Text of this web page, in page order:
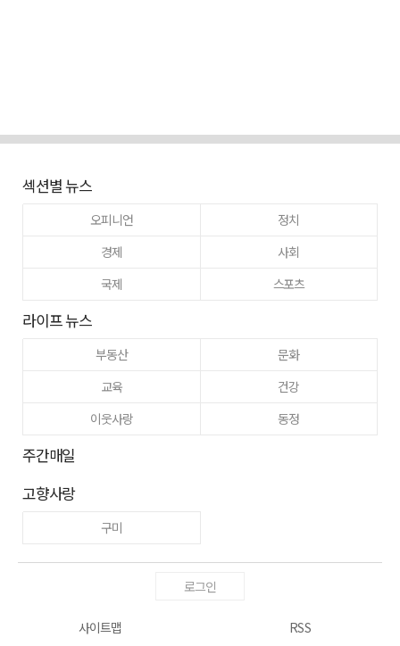
섹션별 뉴스
오피니언
정치
경제
사회
국제
스포츠
라이프 뉴스
부동산
문화
교육
건강
이웃사랑
동정
주간매일
고향사랑
구미
로그인
사이트맵 RSS